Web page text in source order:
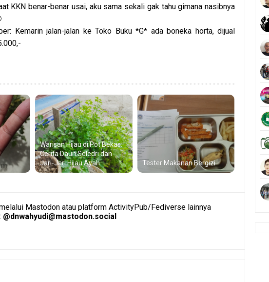
KKN benar-benar usai, aku sama sekali gak tahu gimana nasibnya
Kemarin jalan-jalan ke Toko Buku *G* ada boneka horta, dijual
Warisan Hijau di Pot Bekas:
Cerita Daun Seledri dan
Jari-Jari Hijau Ayah
Tester Makanan Bergizi
Mastodon atau platform ActivityPub/Fediverse lainnya
@dnwahyudi@mastodon.social